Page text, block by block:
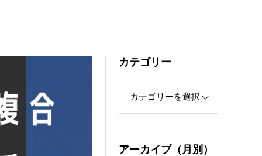
カテゴリー
アーカイブ（月別）